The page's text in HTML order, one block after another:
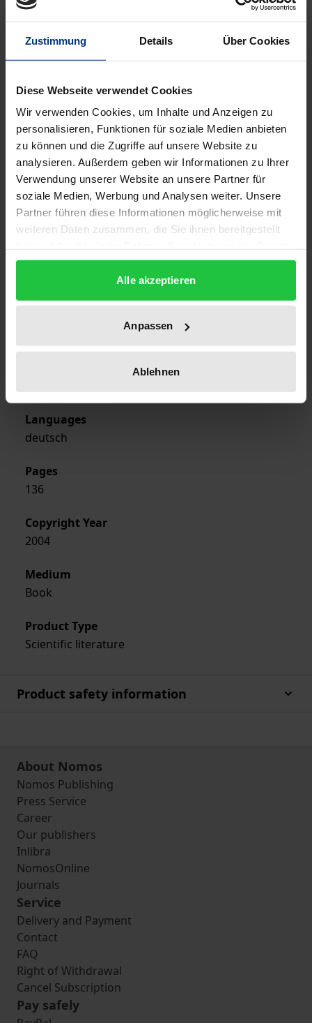
Zustimmung Details Über Cookies
Diese Webseite verwendet Cookies
Wir verwenden Cookies, um Inhalte und Anzeigen zu
personalisieren, Funktionen für soziale Medien anbieten
zu können und die Zugriffe auf unsere Website zu
analysieren. Außerdem geben wir Informationen zu Ihrer
Verwendung unserer Website an unsere Partner für
soziale Medien, Werbung und Analysen weiter. Unsere
Partner führen diese Informationen möglicherweise mit
weiteren Daten zusammen, die Sie ihnen bereitgestellt
gesammelt haben.
Alle akzeptieren
Anpassen
Ablehnen
Bibliographical data
Edition
ISBN
978-3-89913-376-9
Subtitle
Lessings Auseinandersetzung mit dem Islam
Publication Date
Oct 25, 2004
Year of Publication
Languages
deutsch
Pages
136
Copyright Year
2004
Medium
Book
Product Type
Scientific literature
Product safety information
About Nomos
Nomos Publishing
Press Service
Career
Our publishers
Inlibra
NomosOnline
Journals
Service
Delivery and Payment
Contact
FAQ
Right of Withdrawal
Cancel Subscription
Pay safely